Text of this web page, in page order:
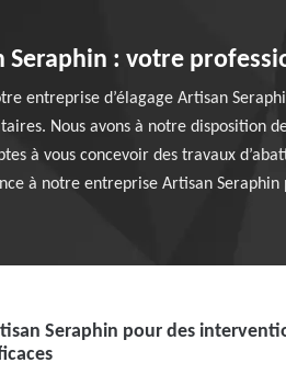
Seraphin : votre
entreprise d’élagage Artisan
Nous avons à notre disposition
à vous concevoir des travaux
à notre entreprise Artisan Seraphin
Seraphin pour des